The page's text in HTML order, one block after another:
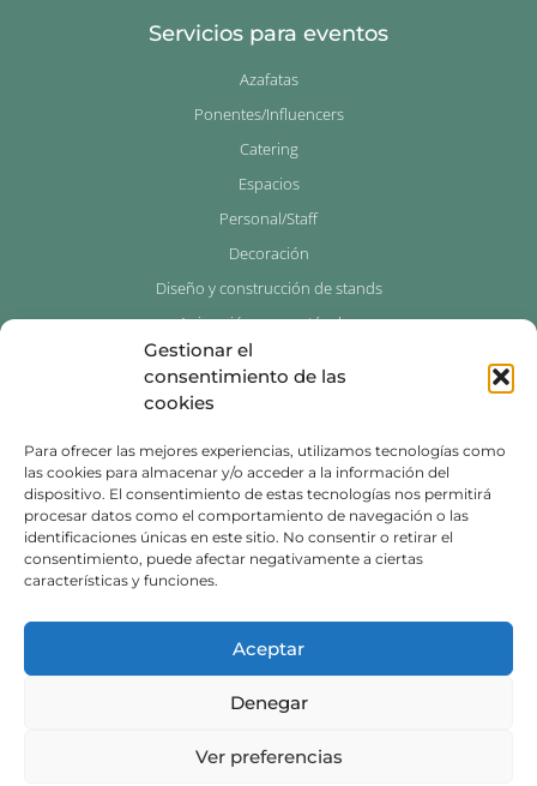
Gestionar el
consentimiento de las
cookies
Para ofrecer las mejores experiencias, utilizamos tecnologías como
las cookies para almacenar y/o acceder a la información del
dispositivo. El consentimiento de estas tecnologías nos permitirá
procesar datos como el comportamiento de navegación o las
identificaciones únicas en este sitio. No consentir o retirar el
consentimiento, puede afectar negativamente a ciertas
características y funciones.
Aceptar
Denegar
Ver preferencias
Servicios para eventos
Azafatas
Ponentes/Influencers
Catering
Espacios
Personal/Staff
Decoración
Diseño y construcción de stands
Animación y espectáculos
Photocalls para eventos
976 534 429
639 739 146
info@innovazgz.com
C. Don Jaime I, 34 duplicado,
© 2026 Innova Zaragoza